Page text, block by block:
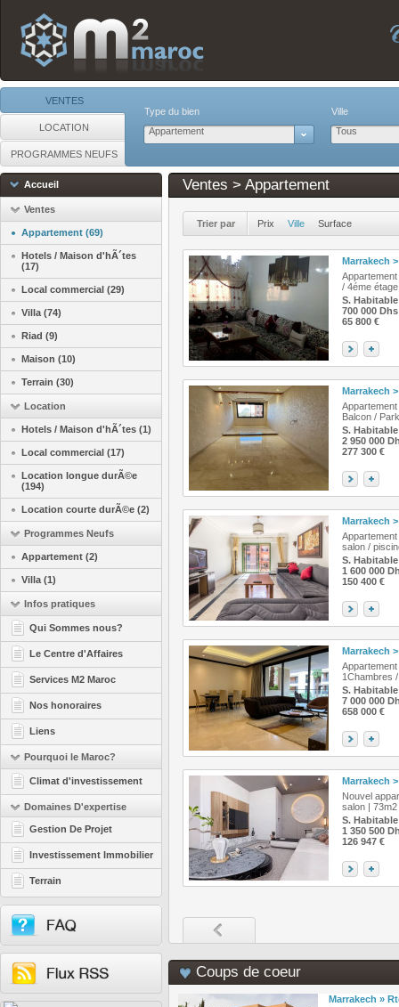
VENTES
LOCATION
PROGRAMMES NEUFS
Type du bien
Appartement
Ville
Tous
Accueil
Ventes
Appartement (69)
Hotels / Maison d'hÃ´tes
(17)
Local commercial (29)
Villa (74)
Riad (9)
Maison (10)
Terrain (30)
Location
Hotels / Maison d'hÃ´tes (1)
Local commercial (17)
Location longue durÃ©e
(194)
Location courte durÃ©e (2)
Programmes Neufs
Appartement (2)
Villa (1)
Infos pratiques
Qui Sommes nous?
Le Centre d'Affaires
Services M2 Maroc
Nos honoraires
Liens
Pourquoi le Maroc?
Climat d'investissement
Domaines D'expertise
Gestion De Projet
Investissement Immobilier
Terrain
Ventes > Appartement
Trier par Prix Ville Surface
Marrakech >
/ 4éme
S.
700 000 Dhs
65 800 €
Marrakech >
Balcon /
S. Habitable
2 950 000
277 300 €
Marrakech >
salon /
S.
1 600 000
150 400 €
Marrakech >
1Chambres
S.
7 000 000
658 000 €
Marrakech >
Nouvel
salon | 73m2
S.
1 350 500
126 947 €
Coups de coeur
Marrakech »